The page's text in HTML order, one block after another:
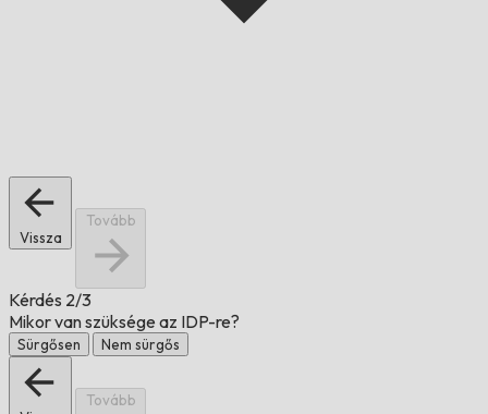
Vissza
Tovább
Kérdés 2/3
Mikor van szüksége az IDP-re?
Sürgősen Nem sürgős
Tovább